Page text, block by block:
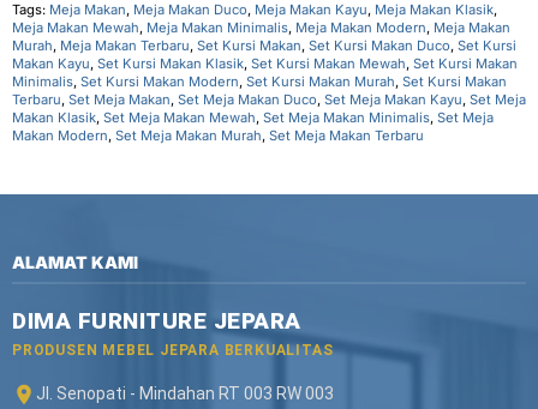
Tags: Meja Makan, Meja Makan Duco, Meja Makan Kayu, Meja Makan Klasik,
Meja Makan Mewah, Meja Makan Minimalis, Meja Makan Modern, Meja Makan
Murah, Meja Makan Terbaru, Set Kursi Makan, Set Kursi Makan Duco, Set Kursi
Makan Kayu, Set Kursi Makan Klasik, Set Kursi Makan Mewah, Set Kursi Makan
Minimalis, Set Kursi Makan Modern, Set Kursi Makan Murah, Set Kursi Makan
Terbaru, Set Meja Makan, Set Meja Makan Duco, Set Meja Makan Kayu, Set Meja
Makan Klasik, Set Meja Makan Mewah, Set Meja Makan Minimalis, Set Meja
Makan Modern, Set Meja Makan Murah, Set Meja Makan Terbaru
ALAMAT KAMI
DIMA FURNITURE JEPARA
PRODUSEN MEBEL JEPARA BERKUALITAS
Jl. Senopati - Mindahan RT 003 RW 003